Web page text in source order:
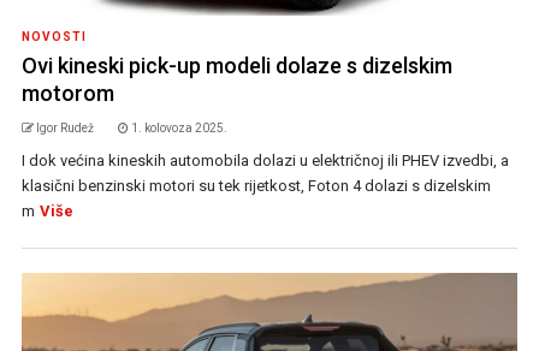
NOVOSTI
Ovi kineski pick-up modeli dolaze s dizelskim
motorom
Igor Rudež 1. kolovoza 2025.
I dok većina kineskih automobila dolazi u električnoj ili PHEV izvedbi, a
klasični benzinski motori su tek rijetkost, Foton 4 dolazi s dizelskim
m Više